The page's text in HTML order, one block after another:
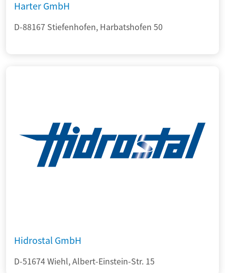
Harter GmbH
D-88167 Stiefenhofen, Harbatshofen 50
Hidrostal GmbH
D-51674 Wiehl, Albert-Einstein-Str. 15